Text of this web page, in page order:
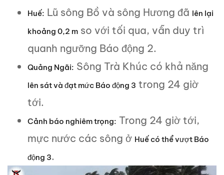
Huế: Lũ sông Bồ và sông Hương đã lên lại
khoảng 0,2 m so với tối qua, vẫn duy trì
quanh ngưỡng Báo động 2.
Quảng Ngãi: Sông Trà Khúc có khả năng
lên sát và đạt mức Báo động 3 trong 24 giờ
tới.
Cảnh báo nghiêm trọng: Trong 24 giờ tới,
mực nước các sông ở Huế có thể vượt Báo
động 3.